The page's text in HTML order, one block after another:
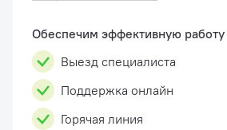
вождении IDC5 позволяет осуществить
Обеспечим эффективную работу
Выезд специалиста
Поддержка онлайн
Горячая линия